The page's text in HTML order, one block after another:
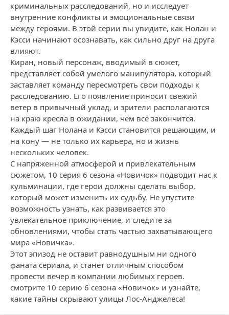
криминальных расследований, но и исследует
внутренние конфликты и эмоциональные связи
между героями. В этой серии вы увидите, как Нолан и
Кэсси начинают осознавать, как сильно друг на друга
влияют.
Киран, новый персонаж, вводимый в сюжет,
представляет собой умелого манипулятора, который
заставляет команду пересмотреть свои подходы к
расследованию. Его появление приносит свежий
ветер в привычный уклад, и зрители располагаются
на краю кресла в ожидании, чем всё закончится.
Каждый шаг Нолана и Кэсси становится решающим, и
на кону — не только их карьера, но и жизнь
нескольких человек.
С напряженной атмосферой и привлекательным
сюжетом, 10 серия 6 сезона «Новичок» подводит нас к
кульминации, где герои должны сделать выбор,
который может изменить их судьбу. Не упустите
возможность узнать, как развивается это
увлекательное приключение, и следите за
обновлениями, чтобы стать частью захватывающего
мира «Новичка».
Этот эпизод не оставит равнодушным ни одного
фаната сериала, и станет отличным способом
провести вечер в компании любимых героев.
смотрите 10 серию 6 сезона «Новичок» и узнайте,
какие тайны скрывают улицы Лос-Анджелеса!